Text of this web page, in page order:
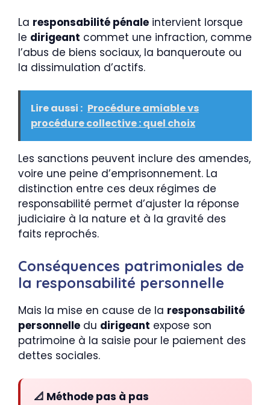
La responsabilité pénale intervient lorsque
le dirigeant commet une infraction, comme
l’abus de biens sociaux, la banqueroute ou
la dissimulation d’actifs.
Lire aussi : Procédure amiable vs
procédure collective : quel choix
Les sanctions peuvent inclure des amendes,
voire une peine d’emprisonnement. La
distinction entre ces deux régimes de
responsabilité permet d’ajuster la réponse
judiciaire à la nature et à la gravité des
faits reprochés.
Conséquences patrimoniales de
la responsabilité personnelle
Mais la mise en cause de la responsabilité
personnelle du dirigeant expose son
patrimoine à la saisie pour le paiement des
dettes sociales.
📐 Méthode pas à pas